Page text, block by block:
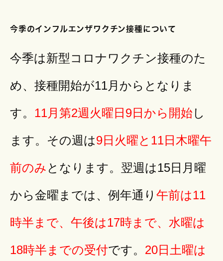
今季のインフルエンザワクチン接種について
今季は新型コロナワクチン接種のた
め、接種開始が11月からとなりま
す。 11月第2週火曜日9日から開始し
ます。その週は9日火曜と11日木曜午
前のみ となります。翌週は15日月曜
から金曜までは、例年通り 午前は11
時半まで、午後は17時まで、水曜は
18時半までの受付です。 20日土曜は